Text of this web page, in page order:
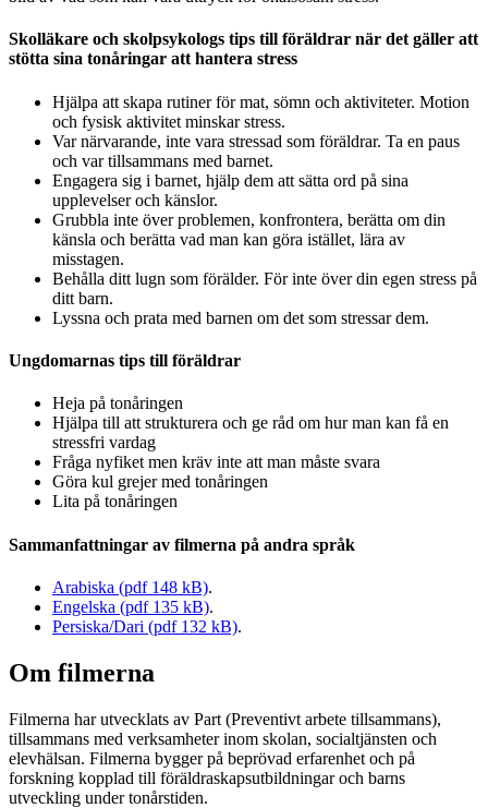
Skolläkare och skolpsykologs tips till föräldrar när det gäller att
stötta sina tonåringar att hantera stress
Hjälpa att skapa rutiner för mat, sömn och aktiviteter. Motion
och fysisk aktivitet minskar stress.
Var närvarande, inte vara stressad som föräldrar. Ta en paus
och var tillsammans med barnet.
Engagera sig i barnet, hjälp dem att sätta ord på sina
upplevelser och känslor.
Grubbla inte över problemen, konfrontera, berätta om din
känsla och berätta vad man kan göra istället, lära av
misstagen.
Behålla ditt lugn som förälder. För inte över din egen stress på
ditt barn.
Lyssna och prata med barnen om det som stressar dem.
Ungdomarnas tips till föräldrar
Heja på tonåringen
Hjälpa till att strukturera och ge råd om hur man kan få en
stressfri vardag
Fråga nyfiket men kräv inte att man måste svara
Göra kul grejer med tonåringen
Lita på tonåringen
Sammanfattningar av filmerna på andra språk
Arabiska (pdf 148 kB).
Engelska (pdf 135 kB).
Persiska/Dari (pdf 132 kB).
Om filmerna
Filmerna har utvecklats av Part (Preventivt arbete tillsammans),
tillsammans med verksamheter inom skolan, socialtjänsten och
elevhälsan. Filmerna bygger på beprövad erfarenhet och på
forskning kopplad till föräldraskapsutbildningar och barns
utveckling under tonårstiden.